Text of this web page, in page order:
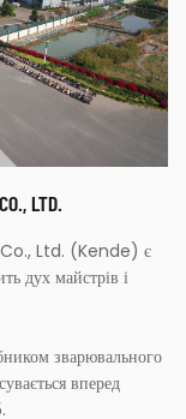
LTD.
Ltd. (Kende) є
дух майстрів і
зварювального
вперед